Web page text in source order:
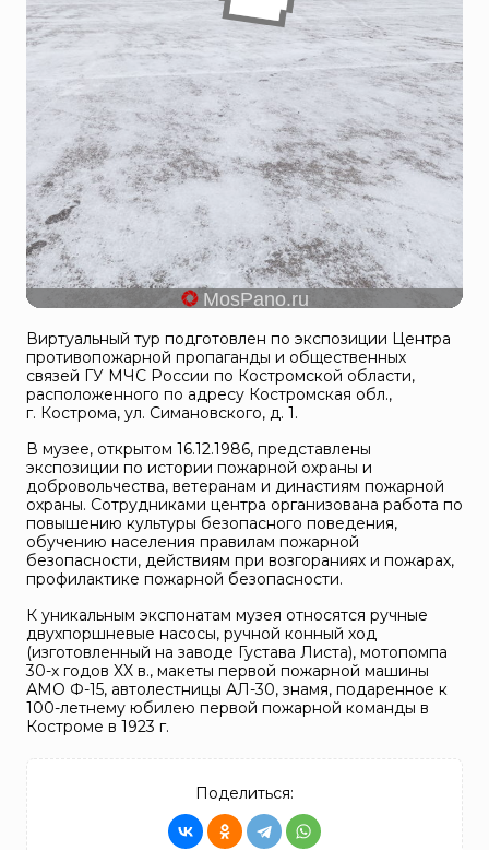
Виртуальный тур подготовлен по экспозиции Центра
противопожарной пропаганды и общественных
связей ГУ МЧС России по Костромской области,
расположенного по адресу Костромская обл.,
г. Кострома, ул. Симановского, д. 1.
В музее, открытом 16.12.1986, представлены
экспозиции по истории пожарной охраны и
добровольчества, ветеранам и династиям пожарной
охраны. Сотрудниками центра организована работа по
повышению культуры безопасного поведения,
обучению населения правилам пожарной
безопасности, действиям при возгораниях и пожарах,
профилактике пожарной безопасности.
К уникальным экспонатам музея относятся ручные
двухпоршневые насосы, ручной конный ход
(изготовленный на заводе Густава Листа), мотопомпа
30-х годов XX в., макеты первой пожарной машины
АМО Ф-15, автолестницы АЛ-30, знамя, подаренное к
100-летнему юбилею первой пожарной команды в
Костроме в 1923 г.
Поделиться: